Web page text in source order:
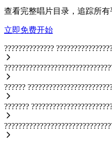
查看完整唱片目录，追踪所有
立即免费开始
??????????????
??????
???????